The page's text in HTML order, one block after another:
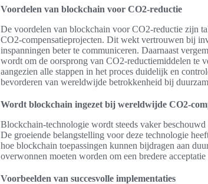
Voordelen van blockchain voor CO2-reductie
De voordelen van blockchain voor CO2-reductie zijn
CO2-compensatieprojecten. Dit wekt vertrouwen bij
inspanningen beter te communiceren. Daarnaast
wordt om de oorsprong van CO2-reductiemiddelen te
aangezien alle stappen in het proces duidelijk en
bevorderen van wereldwijde betrokkenheid bij
Wordt blockchain ingezet bij wereldwijde CO2-
Blockchain-technologie wordt steeds vaker
De groeiende belangstelling voor deze technologie
hoe blockchain toepassingen kunnen bijdragen aan
overwonnen moeten worden om een bredere acceptatie
Voorbeelden van succesvolle implementaties